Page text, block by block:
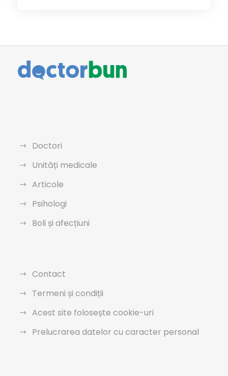
Doctori
Unități medicale
Articole
Psihologi
Boli și afecțiuni
Contact
Termeni și condiții
Acest site folosește cookie-uri
Prelucrarea datelor cu caracter personal